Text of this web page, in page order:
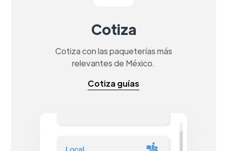
Cotiza
Cotiza con las paqueterías más
relevantes de México.
Cotiza guías